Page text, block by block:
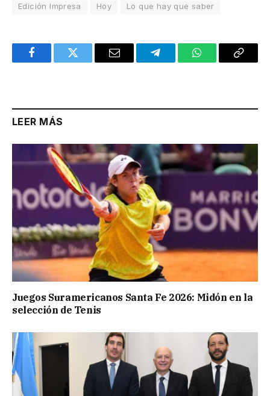
Edición Impresa Hoy Lo que hay que saber
FacebookTwitter Email TelegramWhatsAppCopy
LEER MÁS
Juegos Suramericanos Santa Fe 2026: Midón en la
selección de Tenis